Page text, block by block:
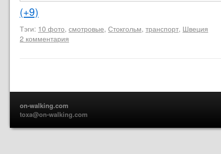
(+9)
Тэги: 10 фото, смотровые, Стокгольм, транспорт, Швеция
2 комментария
on-walking.com
toxa@on-walking.com